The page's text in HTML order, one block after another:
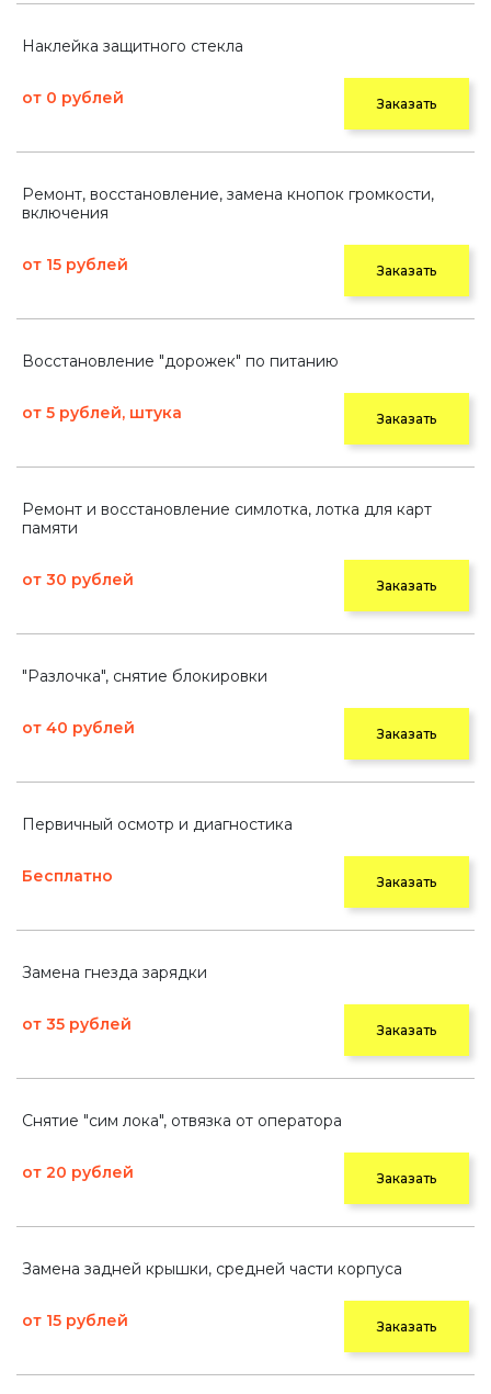
Наклейка защитного стекла
от 0 рублей Заказать
Ремонт, восстановление, замена кнопок громкости,
включения
от 15 рублей Заказать
Восстановление "дорожек" по питанию
от 5 рублей, штука Заказать
Ремонт и восстановление симлотка, лотка для карт
памяти
от 30 рублей Заказать
"Разлочка", снятие блокировки
от 40 рублей Заказать
Первичный осмотр и диагностика
Бесплатно Заказать
Замена гнезда зарядки
от 35 рублей Заказать
Снятие "сим лока", отвязка от оператора
от 20 рублей Заказать
Замена задней крышки, средней части корпуса
от 15 рублей Заказать